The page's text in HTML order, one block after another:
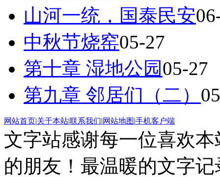
山河一统，国泰民安
中秋节烧窑05-27
第十章 湿地公园05-27
第九章 邻居们（二）
网站首页|关于本站|联系我们|网站地图|手机客户端
文字站感谢每一位喜欢
的朋友！最温暖的文字